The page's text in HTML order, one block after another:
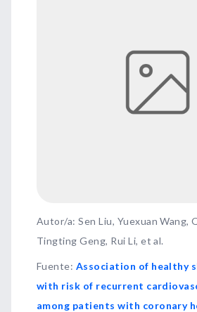
Autor/a: Sen Liu, Yuexuan Wang,
Tingting Geng, Rui Li, et al.
Fuente: Association of healthy
with risk of recurrent
among patients with coronary